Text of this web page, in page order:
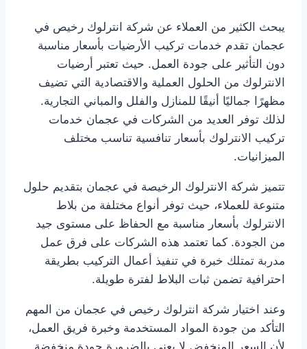
يبحث الكثير من العملاء عن شركة انترلوك رخيص في
عجمان تقدم خدمات تركيب الأرضيات بأسعار مناسبة
دون التأثير على جودة العمل. حيث تعتبر أرضيات
الانترلوك من الحلول العملية والاقتصادية التي تضيف
مظهرًا جماليًا أنيقًا للمنازل والفلل والمباني التجارية.
لذلك توفر العديد من الشركات في عجمان خدمات
تركيب الانترلوك بأسعار تنافسية تناسب مختلف
الميزانيات.
تتميز شركة الانترلوك الرخيصة في عجمان بتقديم حلول
متنوعة للعملاء، حيث توفر أنواع مختلفة من بلاط
الانترلوك بأسعار مناسبة مع الحفاظ على مستوى جيد
من الجودة. كما تعتمد هذه الشركات على فرق عمل
مدربة تمتلك خبرة في تنفيذ أعمال التركيب بطريقة
احترافية تضمن ثبات البلاط لفترة طويلة.
وعند اختيار شركة انترلوك رخيص في عجمان من المهم
التأكد من جودة المواد المستخدمة وخبرة فريق العمل،